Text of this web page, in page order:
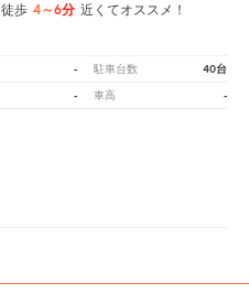
徒歩 4～6分 近くてオススメ！
- 駐車台数 40台
- 車高 -